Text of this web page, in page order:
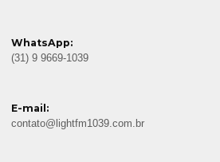
WhatsApp:
(31) 9 9669-1039
E-mail:
contato@lightfm1039.com.br